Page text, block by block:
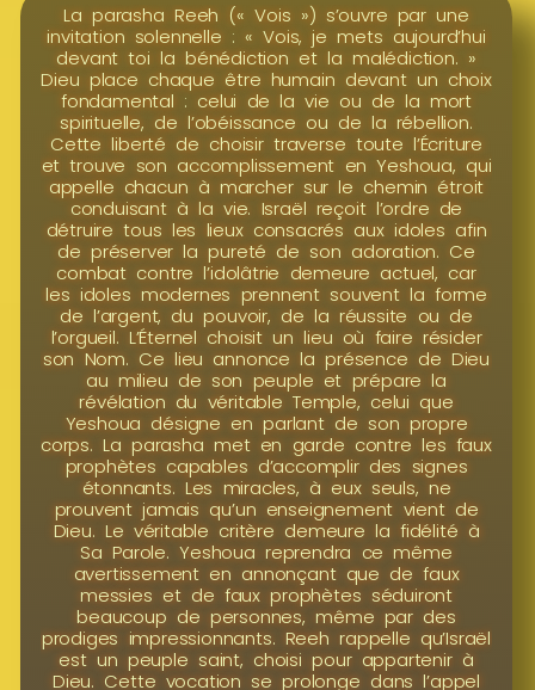
La parasha Reeh (« Vois ») s’ouvre par une
invitation solennelle : « Vois, je mets aujourd’hui
devant toi la bénédiction et la malédiction. »
Dieu place chaque être humain devant un choix
fondamental : celui de la vie ou de la mort
spirituelle, de l’obéissance ou de la rébellion.
Cette liberté de choisir traverse toute l’Écriture
et trouve son accomplissement en Yeshoua, qui
appelle chacun à marcher sur le chemin étroit
conduisant à la vie. Israël reçoit l’ordre de
détruire tous les lieux consacrés aux idoles afin
de préserver la pureté de son adoration. Ce
combat contre l’idolâtrie demeure actuel, car
les idoles modernes prennent souvent la forme
de l’argent, du pouvoir, de la réussite ou de
l’orgueil. L’Éternel choisit un lieu où faire résider
son Nom. Ce lieu annonce la présence de Dieu
au milieu de son peuple et prépare la
révélation du véritable Temple, celui que
Yeshoua désigne en parlant de son propre
corps. La parasha met en garde contre les faux
prophètes capables d’accomplir des signes
étonnants. Les miracles, à eux seuls, ne
prouvent jamais qu’un enseignement vient de
Dieu. Le véritable critère demeure la fidélité à
Sa Parole. Yeshoua reprendra ce même
avertissement en annonçant que de faux
messies et de faux prophètes séduiront
beaucoup de personnes, même par des
prodiges impressionnants. Reeh rappelle qu’Israël
est un peuple saint, choisi pour appartenir à
Dieu. Cette vocation se prolonge dans l’appel